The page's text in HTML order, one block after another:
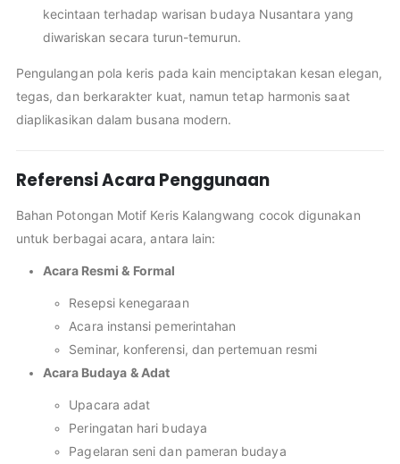
kecintaan terhadap warisan budaya Nusantara yang
diwariskan secara turun-temurun.
Pengulangan pola keris pada kain menciptakan kesan elegan,
tegas, dan berkarakter kuat, namun tetap harmonis saat
diaplikasikan dalam busana modern.
Referensi Acara Penggunaan
Bahan Potongan Motif Keris Kalangwang cocok digunakan
untuk berbagai acara, antara lain:
Acara Resmi & Formal
Resepsi kenegaraan
Acara instansi pemerintahan
Seminar, konferensi, dan pertemuan resmi
Acara Budaya & Adat
Upacara adat
Peringatan hari budaya
Pagelaran seni dan pameran budaya